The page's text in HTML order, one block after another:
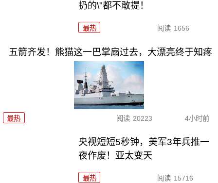
扔的\"都不敢提！
最热 阅读 1656
五箭齐发！熊猫这一巴掌扇过去，大漂亮终于知疼
最热 阅读 20223 4小时前
央视短短5秒钟，美军3年兵推一
夜作废！亚太变天
最热 阅读 15716